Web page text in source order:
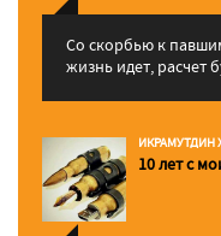
Со скорбью к
жизнь идет, расчет
ИКРАМУТДИН
10 лет с